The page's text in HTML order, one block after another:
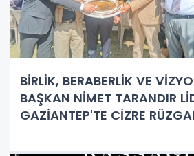
BİRLİK, BERABERLİK VE
BAŞKAN NİMET TARANDIR
GAZİANTEP'TE CİZRE